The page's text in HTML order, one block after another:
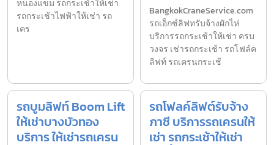
หนองแขม รถกระเช้าให้เช่า
รถกระเช้าไฟฟ้าให้เช่า รถ
เคร
BangkokCraneService.com
รถเอ็กซ์ลิฟทรับจ้างผักไห่
บริการรถกระเช้าให้เช่า ครบ
วงจร เช่ารถกระเช้า รถโฟล์ค
ลิฟท์ รถเครนกระเช้
รถบูมลิฟท์ Boom Lift
ให้เช่าบางบัวทอง
บริการ ให้เช่ารถเครน
รถโฟลค์ลิฟต์รับจ้าง
ภาชี บริการรถเครนให้
เช่า รถกระเช้าให้เช่า